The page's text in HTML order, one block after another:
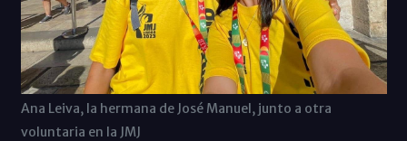
Ana Leiva, la hermana de José Manuel, junto a otra
voluntaria en la JMJ